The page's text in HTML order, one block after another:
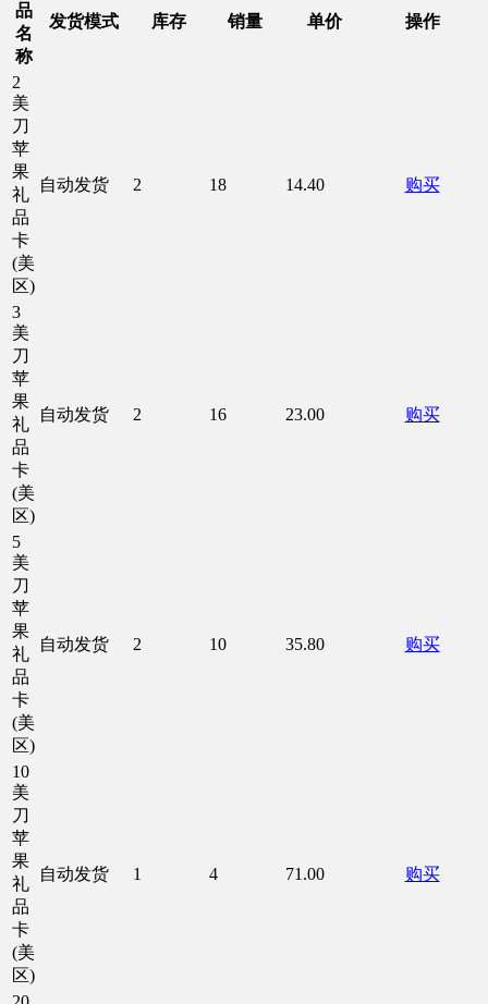
品
名
称
发货模式 库存 销量 单价 操作
2
美
刀
苹
果
礼
品
卡
(美
区)
自动发货 2 18 14.40 购买
3
美
刀
苹
果
礼
品
卡
(美
区)
自动发货 2 16 23.00 购买
5
美
刀
苹
果
礼
品
卡
(美
区)
自动发货 2 10 35.80 购买
10
美
刀
苹
果
礼
品
卡
(美
区)
自动发货 1 4 71.00 购买